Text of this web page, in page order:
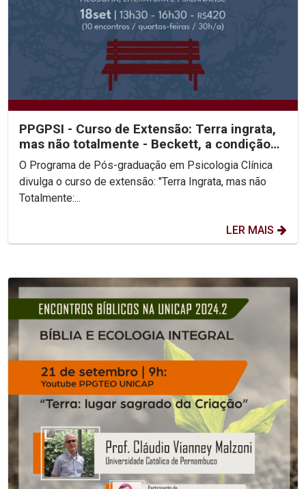
PPGPSI - Curso de Extensão: Terra ingrata,
mas não totalmente - Beckett, a condição
inumana
O Programa de Pós-graduação em Psicologia Clínica
divulga o curso de extensão: "Terra Ingrata, mas não
Totalmente:...
LER MAIS